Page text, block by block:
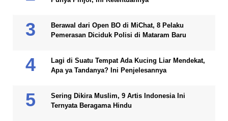
Berawal dari Open BO di MiChat, 8 Pelaku
Pemerasan Diciduk Polisi di Mataram Baru
Lagi di Suatu Tempat Ada Kucing Liar Mendekat,
Apa ya Tandanya? Ini Penjelesannya
Sering Dikira Muslim, 9 Artis Indonesia Ini
Ternyata Beragama Hindu